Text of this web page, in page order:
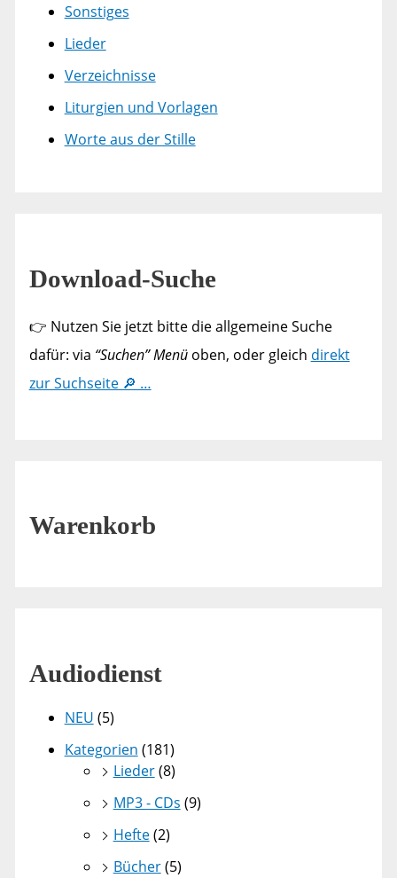
Sonstiges
Lieder
Verzeichnisse
Liturgien und Vorlagen
Worte aus der Stille
Download-Suche
👉 Nutzen Sie jetzt bitte die allgemeine Suche
dafür: via “Suchen” Menüoben, oder gleich direkt
zur Suchseite 🔎 …
Warenkorb
Audiodienst
NEU (5)
Kategorien (181)
Lieder(8)
MP3 - CDs (9)
Hefte(2)
Bücher(5)